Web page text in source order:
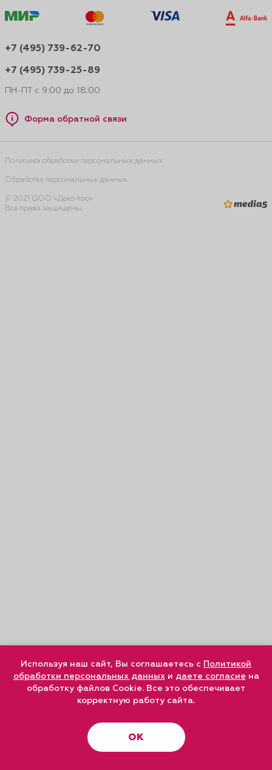
+7 (495) 739-62-70
+7 (495) 739-25-89
ПН-ПТ с 9:00 до 18:00
Форма обратной связи
Политика обработки персональных данных
Обработка персональных данных
© 2021 ООО «Деко про».
Все права защищены.
Используя наш сайт, Вы соглашаетесь с Политикой
обработки персональных данныхи даете согласие на
обработку файлов Cookie. Все это обеспечивает
корректную работу сайта.
ОК